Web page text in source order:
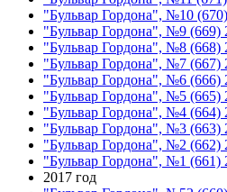
"Бульвар Гордона", №10
"Бульвар Гордона", №9 (669)
"Бульвар Гордона", №8 (668)
"Бульвар Гордона", №7 (667)
"Бульвар Гордона", №6 (666)
"Бульвар Гордона", №5 (665)
"Бульвар Гордона", №4 (664)
"Бульвар Гордона", №3 (663)
"Бульвар Гордона", №2 (662)
"Бульвар Гордона", №1 (661)
2017 год